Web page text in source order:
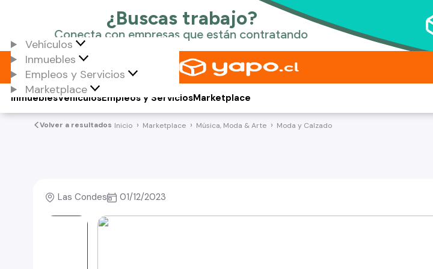
Vehículos
Inmuebles
Empleos y Servicios
Marketplace
Vehículos
Inmuebles Empleos y ServiciosMarketplace
Volver a resultados Inicio Marketplace Música, Moda & Arte Moda y Calzado
Las Condes 01/12/2023